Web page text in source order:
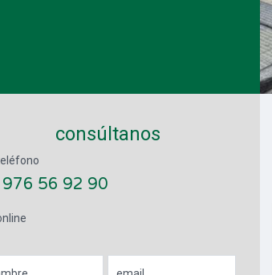
consúltanos
976 56 92 90